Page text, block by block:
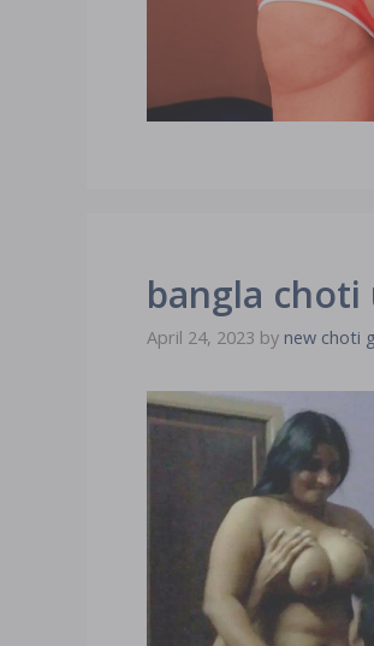
bangla choti uk
April 24, 2023 by new choti